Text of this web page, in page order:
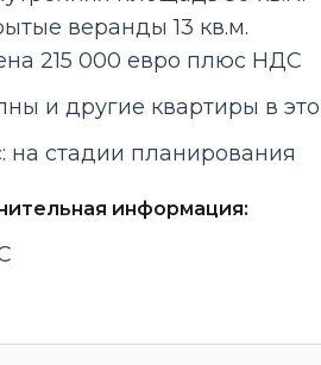
веранды 13 кв.м.
215 000 евро плюс НДС
и другие квартиры в
на стадии планирования
информация: